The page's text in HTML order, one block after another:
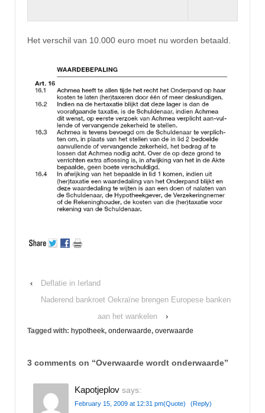
Het verschil van 10.000 euro moet nu worden betaald.
‹
Deflatie in Ierland
Naderend bankroet Oekraïne brengen Europese banken
aan het wankelen
›
Tagged with: hypotheek, onderwaarde, overwaarde
3 comments on “Overwaarde wordt onderwaarde”
Kapotjeplov says:
February 15, 2009 at 12:31 pm(Quote) (Reply)